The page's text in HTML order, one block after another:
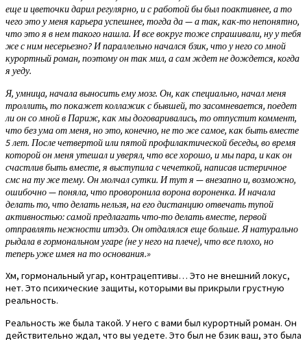
еще и цветочки дарил регулярно, и с работой бы был поактивнее, а то
чего это у меня карьера успешнее, тогда да — а так, как-то непонятно,
что это я в нем такого нашла. И все вокруг тоже спрашивали, ну у тебя
же с ним несерьезно? И параллельно начался бзик, что у него со мной
курортный роман, поэтому он так мил, а сам ждет не дождется, когда
я уеду.
Я, умница, начала выносить ему мозг. Он, как специально, начал меня
троллить, то покажет коллажик с бывшей, то засомневается, поедет
ли он со мной в Париж, как мы договаривались, то отпустит коммент,
что без ума от меня, но это, конечно, не то же самое, как быть вместе
5 лет. После четвертой или пятой профилактической беседы, во время
которой он меня утешал и уверял, что все хорошо, и мы пара, и как он
счастлив быть вместе, я выступила с чечеткой, написав истеричное
смс на ту же тему. Он молчал сутки. И тут я — внезапно и, возможно,
ошибочно — поняла, что проворонила ворона вороненка. И начала
делать то, что делать нельзя, на его дистанцию отвечать тупой
активностью: самой предлагать что-то делать вместе, первой
отправлять нежности итэдэ. Он отдалялся еще больше. Я натурально
рыдала в гормональном угаре (не у него на плече), что все плохо, но
теперь уже имея на то основания.»
Хм, гормональный угар, контрацептивы… Это не внешний локус,
нет. Это психические защиты, которыми вы прикрыли грустную
реальность.
Реальность же была такой. У него с вами был курортный роман. Он
действительно ждал, что вы уедете. Это был не бзик ваш, это была